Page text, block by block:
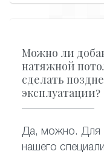
Можно ли
натяжной
сделать
эксплуатации?
Да, можно. Для
нашего